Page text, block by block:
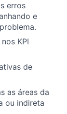
erros
e
KPI
de
as áreas da
ou indireta